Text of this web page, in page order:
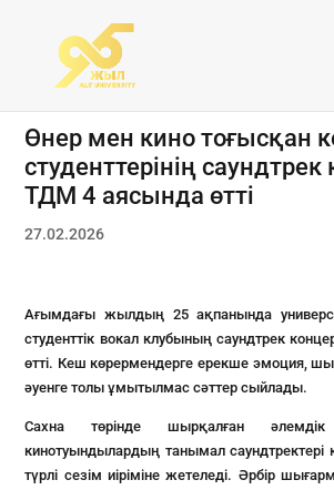
Өнер мен кино тоғысқан
студенттерінің саундтрек
ТДМ 4 аясында өтті
27.02.2026
Ағымдағы жылдың 25 ақпанында
студенттік вокал клубының саундтрек
өтті. Кеш көрермендерге ерекше эмоция,
әуенге толы ұмытылмас сәттер сыйлады.
Сахна төрінде шырқалған
кинотуындылардың танымал саундтректері
түрлі сезім иіріміне жетеледі. Әрбір